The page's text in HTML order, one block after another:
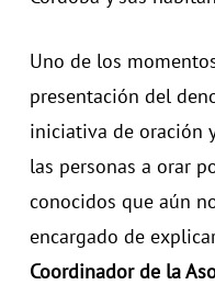
Uno de los
presentación del
iniciativa de oración
las personas a orar
conocidos que aún
encargado de
Coordinador de la